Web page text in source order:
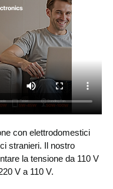
220 V
2 prese
con elettrodomestici
stranieri. Il nostro
la tensione da 110 V
V a 110 V.